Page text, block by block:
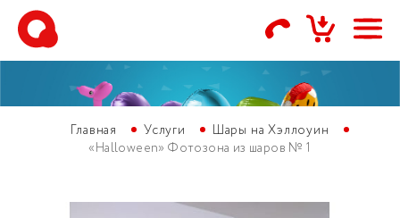
Главная Услуги
Шары на Хэллоуин
«Halloween» Фотозона из шаров № 1